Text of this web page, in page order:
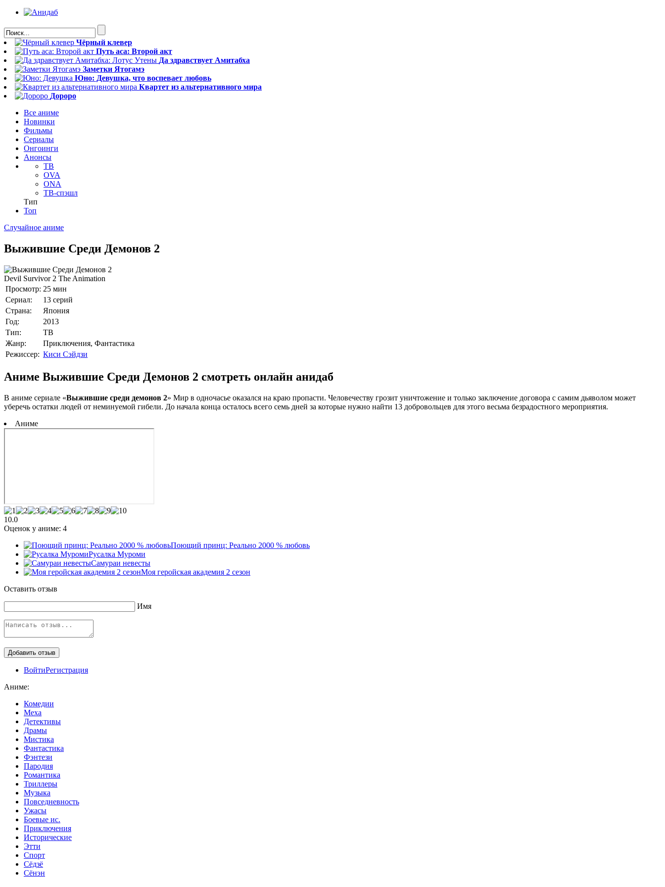
Чёрный клевер
Путь аса: Второй акт
Да здравствует Амитабха
Заметки Ятогамэ
Юно: Девушка, что воспевает любовь
Квартет из альтернативного мира
Дороро
Все аниме
Новинки
Фильмы
Сериалы
Онгоинги
Анонсы
ТВ
OVA
ONA
ТВ-спэшл
Тип
Топ
Случайное аниме
Выжившие Среди Демонов 2
Devil Survivor 2 The Animation
Просмотр: 25 мин
Сериал:
13 серий
Страна:
Япония
Год:
2013
Тип:
ТВ
Жанр:
Приключения, Фантастика
Режиссер: Киси Сэйдзи
Аниме Выжившие Среди Демонов 2 смотреть онлайн анидаб
В аниме сериале «Выжившие среди демонов 2» Мир в одночасье оказался на краю пропасти. Человечеству грозит уничтожение и только заключение договора с самим дьяволом может
уберечь остатки людей от неминуемой гибели. До начала конца осталось всего семь дней за которые нужно найти 13 добровольцев для этого весьма безрадостного мероприятия.
Аниме
10.0
Оценок у аниме: 4
Поющий принц: Реально 2000 % любовь
Русалка Муроми
Самураи невесты
Моя геройская академия 2 сезон
Оставить отзыв
Имя
ВойтиРегистрация
Аниме:
Комедии
Меха
Детективы
Драмы
Мистика
Фантастика
Фэнтези
Пародия
Романтика
Триллеры
Музыка
Повседневность
Ужасы
Боевые ис.
Приключения
Исторические
Этти
Спорт
Сёдзё
Сёнэн